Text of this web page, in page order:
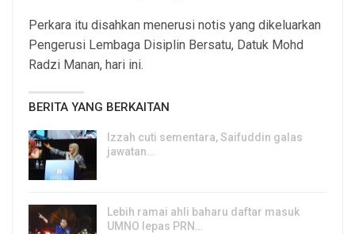
Perkara itu disahkan menerusi notis yang dikeluarkan
Pengerusi Lembaga Disiplin Bersatu, Datuk Mohd
Radzi Manan, hari ini.
BERITA YANG BERKAITAN
Izzah cuti sementara, Saifuddin galas
jawatan…
Lebih ramai ahli baharu daftar masuk
UMNO lepas PRN…